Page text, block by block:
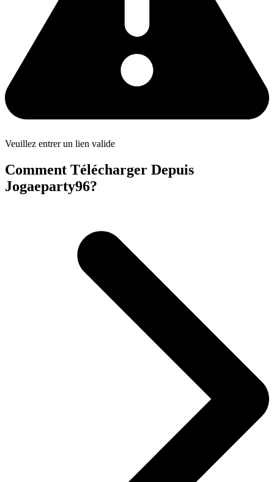
Veuillez entrer un lien valide
Comment Télécharger Depuis
Jogaeparty96?